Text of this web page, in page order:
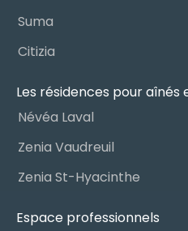
Suma
Citizia
Les résidences pour
Névéa Laval
Zenia Vaudreuil
Zenia St-Hyacinthe
Espace professionnels